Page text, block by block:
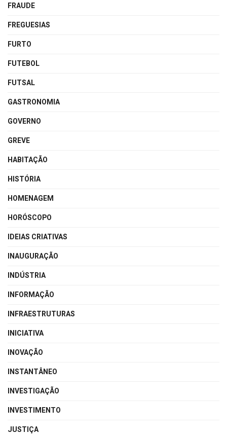
FRAUDE
FREGUESIAS
FURTO
FUTEBOL
FUTSAL
GASTRONOMIA
GOVERNO
GREVE
HABITAÇÃO
HISTÓRIA
HOMENAGEM
HORÓSCOPO
IDEIAS CRIATIVAS
INAUGURAÇÃO
INDÚSTRIA
INFORMAÇÃO
INFRAESTRUTURAS
INICIATIVA
INOVAÇÃO
INSTANTÂNEO
INVESTIGAÇÃO
INVESTIMENTO
JUSTIÇA